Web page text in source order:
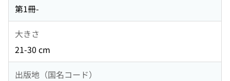
第1冊-
大きさ
21-30 cm
出版地（国名コード）